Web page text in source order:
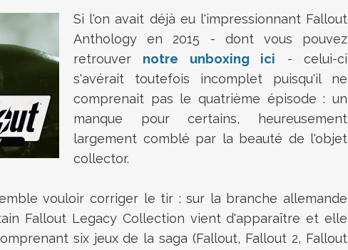
Si l'on avait déjà eu l'impressionnant Fallout
Anthology en 2015 - dont vous pouvez
retrouver notre unboxing ici - celui-ci
s'avérait toutefois incomplet puisqu'il ne
comprenait pas le quatrième épisode : un
manque pour certains, heureusement
largement comblé par la beauté de l'objet
collector.
vouloir corriger le tir : sur la branche allemande
Fallout Legacy Collection vient d'apparaître et elle
six jeux de la saga (Fallout, Fallout 2, Fallout